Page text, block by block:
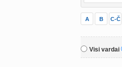
A B C-Č
Visi vardai